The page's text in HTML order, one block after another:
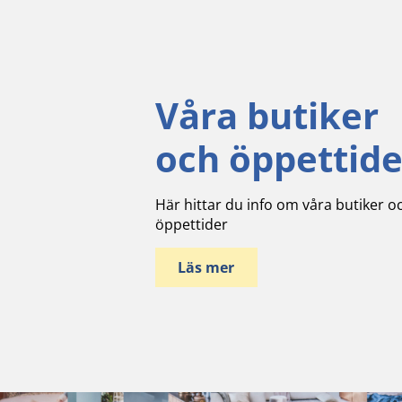
Våra butiker
och
Här hittar du info om våra butiker
öppettider
Läs mer